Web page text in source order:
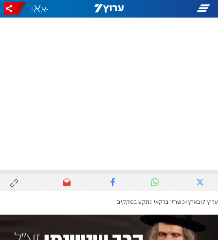
-
+
ערוץ 7 בארץ כשרזי ברקאי נתקע בפקקים